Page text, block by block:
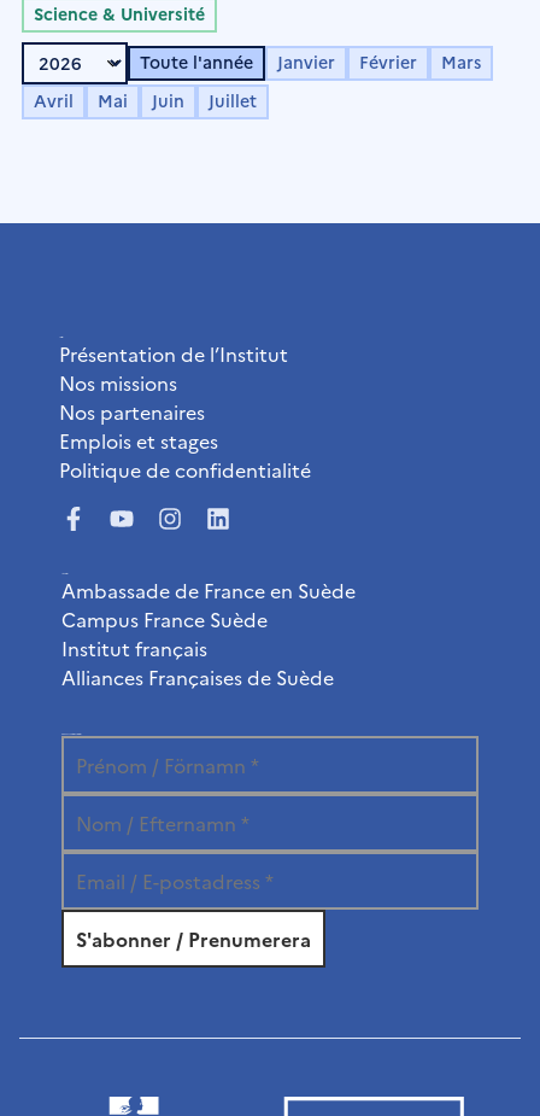
Science & Université
Toute l'année Janvier Février
Mars
Avril
Mai Juin Juillet
Présentation de l’Institut
Nos missions
Nos partenaires
Emplois et stages
Politique de confidentialité
Ambassade de France en Suède
Campus France Suède
Institut français
Alliances Françaises de Suède